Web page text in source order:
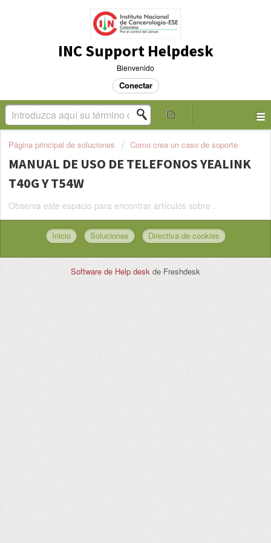
INC Support Helpdesk
Bienvenido
Conectar
Página principal de soluciones Como crea un caso de soporte
MANUAL DE USO DE TELEFONOS YEALINK
T40G Y T54W
Observa este espacio para encontrar artículos sobre .
Inicio Soluciones Directiva de cookies
Software de Help desk de Freshdesk